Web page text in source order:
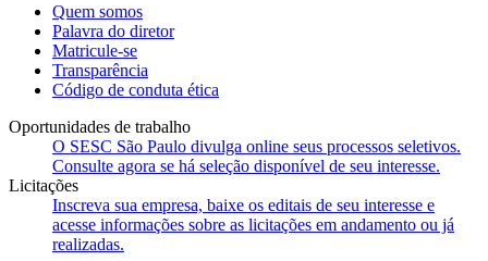
Quem somos
Palavra do diretor
Matricule-se
Transparência
Código de conduta ética
Oportunidades de trabalho
O SESC São Paulo divulga online seus processos seletivos.
Consulte agora se há seleção disponível de seu interesse.
Licitações
Inscreva sua empresa, baixe os editais de seu interesse e
acesse informações sobre as licitações em andamento ou já
realizadas.